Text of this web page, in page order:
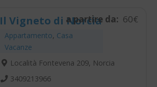
Il Vigneto di Norcia
Appartamento, Casa
Vacanze
a partire da: 60€
Località Fontevena 209, Norcia
3409213966